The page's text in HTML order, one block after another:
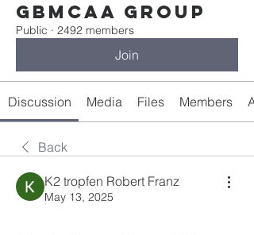
gbmcaa Group
Public · 2492 members
Join
Discussion Media Files Members
Back
K2 tropfen Robert Franz
May 13, 2025